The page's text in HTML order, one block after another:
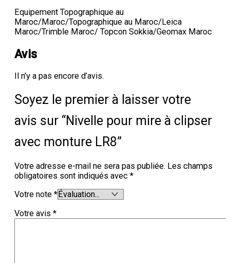
Equipement Topographique au
Maroc/Maroc/Topographique au Maroc/Leica
Maroc/Trimble Maroc/ Topcon Sokkia/Geomax Maroc
Avis
Il n’y a pas encore d’avis.
Soyez le premier à laisser votre
avis sur “Nivelle pour mire à clipser
avec monture LR8”
Votre adresse e-mail ne sera pas publiée. Les champs
obligatoires sont indiqués avec *
Votre note *
Votre avis *